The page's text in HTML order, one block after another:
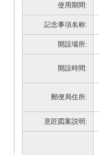
使用期間:
記念事項名称:
開設場所:
開設時間:
郵便局住所:
意匠図案説明: